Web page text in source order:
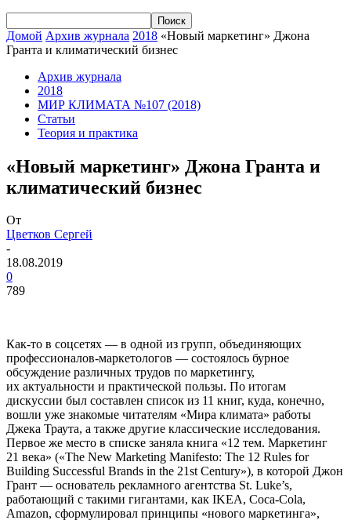
Домой Архив журнала 2018 «Новый маркетинг» Джона
Гранта и климатический бизнес
Архив журнала
2018
МИР КЛИМАТА №107 (2018)
Статьи
Теория и практика
«Новый маркетинг» Джона Гранта и
климатический бизнес
От
Цветков Сергей
-
18.08.2019
0
789
Как-то в соцсетях — в одной из групп, объединяющих
профессионалов-маркетологов — состоялось бурное
обсуждение различных трудов по маркетингу,
их актуальности и практической пользы. По итогам
дискуссии был составлен список из 11 книг, куда, конечно,
вошли уже знакомые читателям «Мира климата» работы
Джека Траута, а также другие классические исследования.
Первое же место в списке заняла книга «12 тем. Маркетинг
21 века» («The New Marketing Manifesto: The 12 Rules for
Building Successful Brands in the 21st Century»), в которой Джон
Грант — основатель рекламного агентства St. Luke’s,
работающий с такими гигантами, как IKEA, Coca-Cola,
Amazon, сформулировал принципы «нового маркетинга»,